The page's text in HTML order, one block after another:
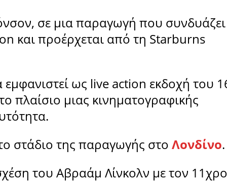
σε μια παραγωγή που συνδυάζει
και προέρχεται από τη Starburns
ως live action εκδοχή του
μιας κινηματογραφικής
στάδιο της παραγωγής στο Λονδίνο.
του Αβραάμ Λίνκολν με τον